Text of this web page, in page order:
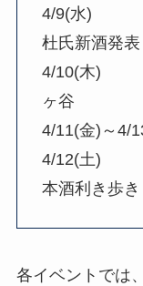
4/9(水)
杜氏新酒発
4/10(木)
ヶ谷
4/11(金)～4/
4/12(土)
本酒利き歩
各イベントでは